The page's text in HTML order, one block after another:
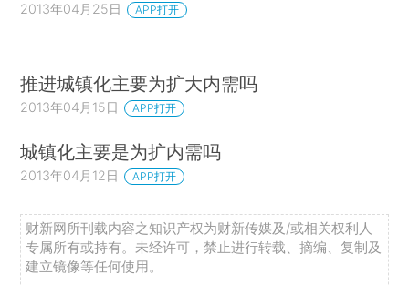
2013年04月25日 APP打开
推进城镇化主要为扩大内需吗
2013年04月15日 APP打开
城镇化主要是为扩内需吗
2013年04月12日 APP打开
财新网所刊载内容之知识产权为财新传媒及/或相关权利人
专属所有或持有。未经许可，禁止进行转载、摘编、复制及
建立镜像等任何使用。